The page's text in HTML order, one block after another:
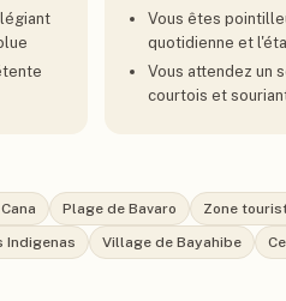
Vous êtes
quotidienne et
Vous attendez un
courtois et
Plage de Bavaro
Zone
Indigenas Village de Bayahibe